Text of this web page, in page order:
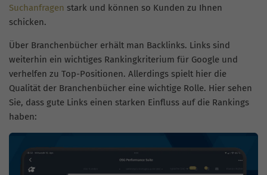
Suchanfragen stark und können so Kunden zu Ihnen
schicken.
Über Branchenbücher erhält man Backlinks. Links sind
weiterhin ein wichtiges Rankingkriterium für Google und
verhelfen zu Top-Positionen. Allerdings spielt hier die
Qualität der Branchenbücher eine wichtige Rolle. Hier sehen
Sie, dass gute Links einen starken Einfluss auf die Rankings
haben: